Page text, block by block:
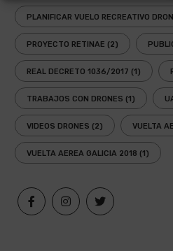
PLANIFICAR VUELO RECREATIVO DRON
PROYECTO RETINAE (2)
REAL DECRETO 1036/2017 (1)
TRABAJOS CON DRONES (1)
VIDEOS DRONES (2) VUELTA
VUELTA AEREA GALICIA 2018 (1)